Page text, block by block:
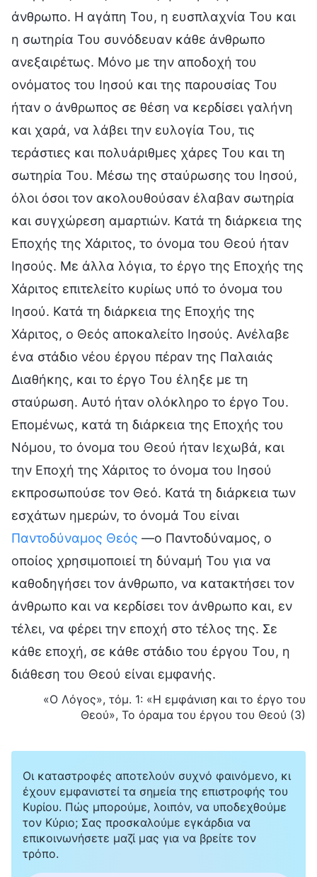
άνθρωπο. Η αγάπη Του, η ευσπλαχνία Του και
η σωτηρία Του συνόδευαν κάθε άνθρωπο
ανεξαιρέτως. Μόνο με την αποδοχή του
ονόματος του Ιησού και της παρουσίας Του
ήταν ο άνθρωπος σε θέση να κερδίσει γαλήνη
και χαρά, να λάβει την ευλογία Του, τις
τεράστιες και πολυάριθμες χάρες Του και τη
σωτηρία Του. Μέσω της σταύρωσης του Ιησού,
όλοι όσοι τον ακολουθούσαν έλαβαν σωτηρία
και συγχώρεση αμαρτιών. Κατά τη διάρκεια της
Εποχής της Χάριτος, το όνομα του Θεού ήταν
Ιησούς. Με άλλα λόγια, το έργο της Εποχής της
Χάριτος επιτελείτο κυρίως υπό το όνομα του
Ιησού. Κατά τη διάρκεια της Εποχής της
Χάριτος, ο Θεός αποκαλείτο Ιησούς. Ανέλαβε
ένα στάδιο νέου έργου πέραν της Παλαιάς
Διαθήκης, και το έργο Του έληξε με τη
σταύρωση. Αυτό ήταν ολόκληρο το έργο Του.
Επομένως, κατά τη διάρκεια της Εποχής του
Νόμου, το όνομα του Θεού ήταν Ιεχωβά, και
την Εποχή της Χάριτος το όνομα του Ιησού
εκπροσωπούσε τον Θεό. Κατά τη διάρκεια των
εσχάτων ημερών, το όνομά Του είναι
Παντοδύναμος Θεός —ο Παντοδύναμος, ο
οποίος χρησιμοποιεί τη δύναμή Του για να
καθοδηγήσει τον άνθρωπο, να κατακτήσει τον
άνθρωπο και να κερδίσει τον άνθρωπο και, εν
τέλει, να φέρει την εποχή στο τέλος της. Σε
κάθε εποχή, σε κάθε στάδιο του έργου Του, η
διάθεση του Θεού είναι εμφανής.
«Ο Λόγος», τόμ. 1: «Η εμφάνιση και το έργο του
Θεού», Το όραμα του έργου του Θεού (3)
Οι καταστροφές αποτελούν συχνό φαινόμενο, κι
έχουν εμφανιστεί τα σημεία της επιστροφής του
Κυρίου. Πώς μπορούμε, λοιπόν, να υποδεχθούμε
τον Κύριο; Σας προσκαλούμε εγκάρδια να
επικοινωνήσετε μαζί μας για να βρείτε τον
τρόπο.